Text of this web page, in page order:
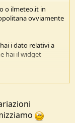
o ilmeteo.it in
ovviamente
i dato relativi a
hai il widget